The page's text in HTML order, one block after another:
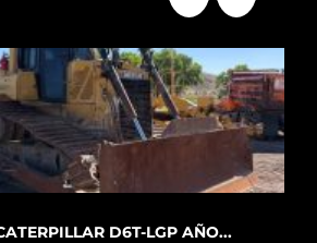
D6T-LGP AÑO...